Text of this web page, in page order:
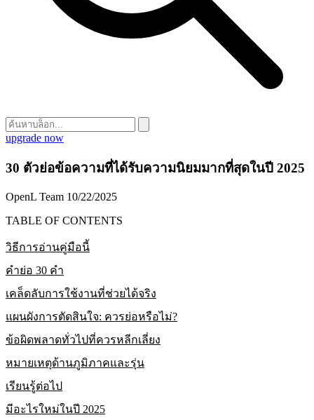
upgrade now
30 ตัวย่อข้อความที่ได้รับความนิยมมากที่สุดในปี 2025
OpenL Team 10/22/2025
TABLE OF CONTENTS
วิธีการอ่านคู่มือนี้
คำย่อ 30 คำ
เคล็ดลับการใช้งานที่ช่วยได้จริง
แผนผังการตัดสินใจ: ควรย่อหรือไม่?
ข้อผิดพลาดทั่วไปที่ควรหลีกเลี่ยง
หมายเหตุด้านภูมิภาคและรุ่น
เรียนรู้ต่อไป
มีอะไรใหม่ในปี 2025